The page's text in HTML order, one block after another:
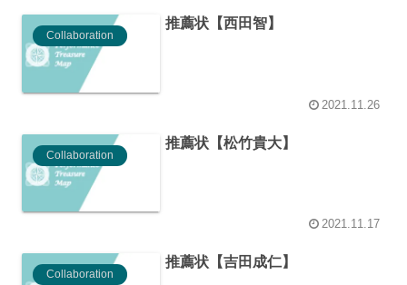
Collaboration
推薦状【西田智】
2021.11.26
Collaboration
推薦状【松竹貴大】
2021.11.17
Collaboration
推薦状【吉田成仁】